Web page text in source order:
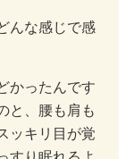
んな感じで感
かったんです
と、腰も肩も
ッキリ目が覚